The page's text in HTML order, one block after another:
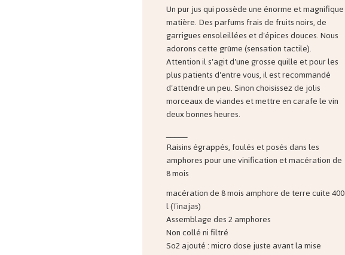
Un pur jus qui possède une énorme et magnifique
matière. Des parfums frais de fruits noirs, de
garrigues ensoleillées et d'épices douces. Nous
adorons cette grûme (sensation tactile).
Attention il s'agit d'une grosse quille et pour les
plus patients d'entre vous, il est recommandé
d'attendre un peu. Sinon choisissez de jolis
morceaux de viandes et mettre en carafe le vin
deux bonnes heures.
_____
Raisins égrappés, foulés et posés dans les
amphores pour une vinification et macération de
8 mois
macération de 8 mois amphore de terre cuite 400
l (Tinajas)
Assemblage des 2 amphores
Non collé ni filtré
So2 ajouté : micro dose juste avant la mise